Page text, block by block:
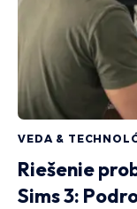
VEDA &
Riešenie
Sims 3: